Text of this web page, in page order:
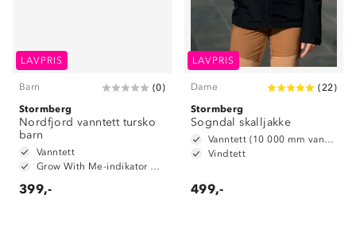
LAVPRIS
Barn (0)
Stormberg
Nordfjord vanntett tursko
barn
Vanntett
Grow With Me-indikator på innersåle
399,-
LAVPRIS
Dame (22)
Stormberg
Sogndal skalljakke
Vanntett (10 000 mm vannsøyle)
Vindtett
499,-